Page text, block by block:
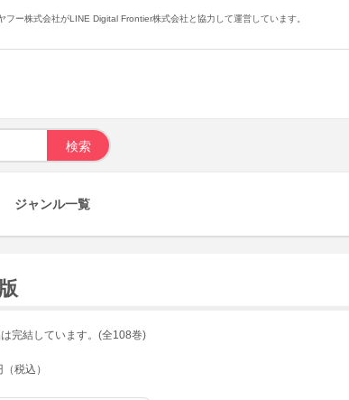
ー株式会社がLINE Digital Frontier株式会社と協力して運営しています。
ジャンル一覧
は完結しています。(全108巻)
（税込）